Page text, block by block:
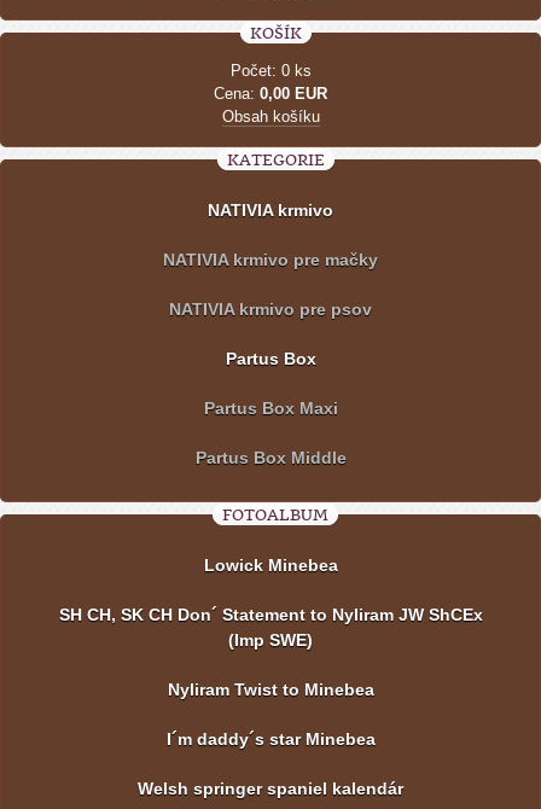
KOŠÍK
Počet: 0 ks
Cena: 0,00 EUR
Obsah košíku
KATEGORIE
NATIVIA krmivo
NATIVIA krmivo pre mačky
NATIVIA krmivo pre psov
Partus Box
Partus Box Maxi
Partus Box Middle
FOTOALBUM
Lowick Minebea
SH CH, SK CH Don´ Statement to Nyliram JW ShCEx
(Imp SWE)
Nyliram Twist to Minebea
I´m daddy´s star Minebea
Welsh springer spaniel kalendár